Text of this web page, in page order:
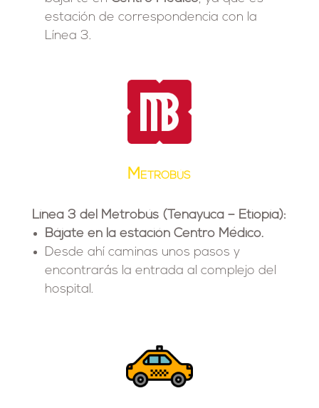
estación de correspondencia con la
Línea 3.
Metrobús
Línea 3 del Metrobús (Tenayuca – Etiopía):
Bájate en la estación Centro Médico.
Desde ahí caminas unos pasos y
encontrarás la entrada al complejo del
hospital.